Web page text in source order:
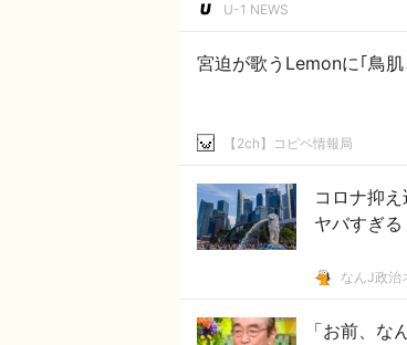
U-1 NEWS
宮迫が歌うLemonに｢鳥
【2ch】コピペ情報局
コロナ抑
ヤバすぎる
なんJ政治
「お前、